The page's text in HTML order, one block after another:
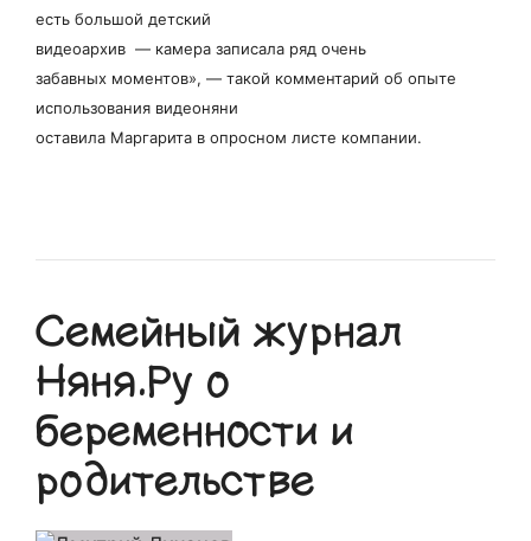
есть большой детский
видеоархив — камера записала ряд очень
забавных моментов», — такой комментарий об опыте
использования видеоняни
оставила Маргарита в опросном листе компании.
Семейный журнал
Няня.Ру о
беременности и
родительстве